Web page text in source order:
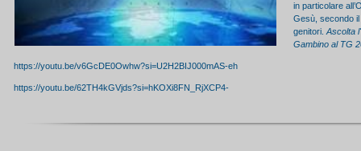
in particolare
Gesù, secondo
genitori. Ascolta
Gambino al TG
https://youtu.be/v6GcDE0Owhw?si=U2H2BIJ000mAS-eh
https://youtu.be/62TH4kGVjds?si=hKOXi8FN_RjXCP4-